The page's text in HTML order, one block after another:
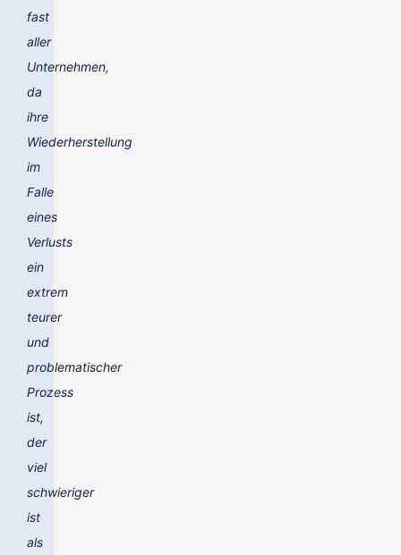
fast
aller
Unternehmen,
da
ihre
Wiederherstellung
im
Falle
eines
Verlusts
ein
extrem
teurer
und
problematischer
Prozess
ist,
der
viel
schwieriger
ist
als